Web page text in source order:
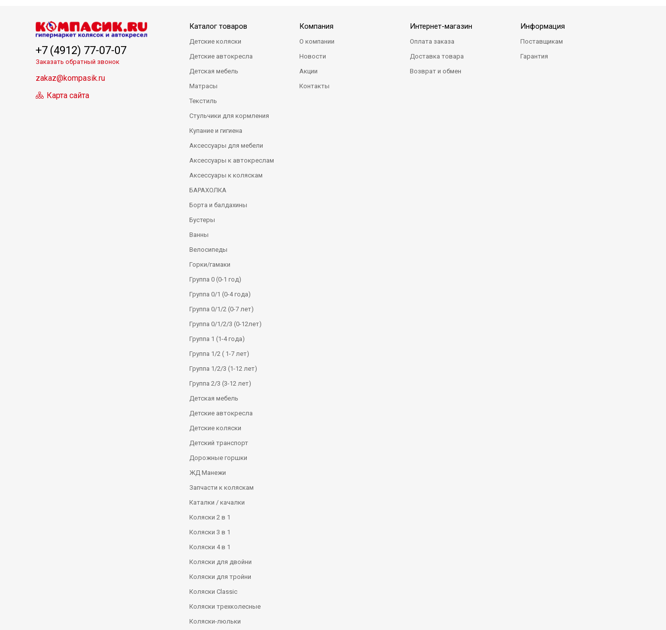
+7 (4912) 77-07-07
Заказать обратный звонок
zakaz@kompasik.ru
Карта сайта
Каталог товаров
Детские коляски
Детские автокресла
Детская мебель
Матрасы
Текстиль
Стульчики для кормления
Купание и гигиена
Аксессуары для мебели
Аксессуары к автокреслам
Аксессуары к коляскам
БАРАХОЛКА
Борта и балдахины
Бустеры
Ванны
Велосипеды
Горки/гамаки
Группа 0 (0-1 год)
Группа 0/1 (0-4 года)
Группа 0/1/2 (0-7 лет)
Группа 0/1/2/3 (0-12лет)
Группа 1 (1-4 года)
Группа 1/2 ( 1-7 лет)
Группа 1/2/3 (1-12 лет)
Группа 2/3 (3-12 лет)
Детская мебель
Детские автокресла
Детские коляски
Детский транспорт
Дорожные горшки
ЖД Манежи
Запчасти к коляскам
Каталки / качалки
Коляски 2 в 1
Коляски 3 в 1
Коляски 4 в 1
Коляски для двойни
Коляски для тройни
Коляски Сlassic
Коляски трехколесные
Коляски-люльки
Компания
О компании
Новости
Акции
Контакты
Интернет-магазин
Оплата заказа
Доставка товара
Возврат и обмен
Информация
Поставщикам
Гарантия